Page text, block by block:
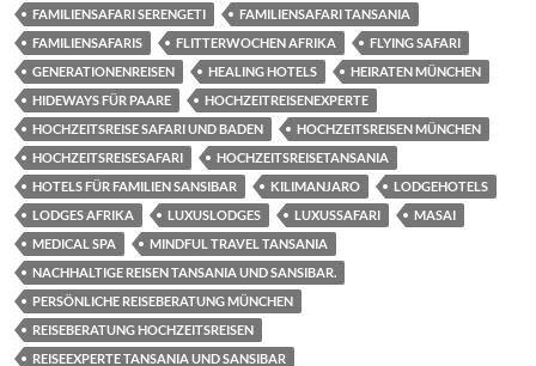
FAMILIENSAFARI SERENGETI
FAMILIENSAFARI TANSANIA
FAMILIENSAFARIS
FLITTERWOCHEN AFRIKA
FLYING SAFARI
GENERATIONENREISEN
HEALING HOTELS
HEIRATEN MÜNCHEN
HIDEWAYS FÜR PAARE
HOCHZEITREISENEXPERTE
HOCHZEITSREISE SAFARI UND BADEN
HOCHZEITSREISEN MÜNCHEN
HOCHZEITSREISESAFARI
HOCHZEITSREISETANSANIA
HOTELS FÜR FAMILIEN SANSIBAR
KILIMANJARO
LODGEHOTELS
LODGES AFRIKA
LUXUSLODGES LUXUSSAFARI
MASAI
MEDICAL SPA
MINDFUL TRAVEL TANSANIA
NACHHALTIGE REISEN TANSANIA UND SANSIBAR.
PERSÖNLICHE REISEBERATUNG MÜNCHEN
REISEBERATUNG HOCHZEITSREISEN
REISEEXPERTE TANSANIA UND SANSIBAR